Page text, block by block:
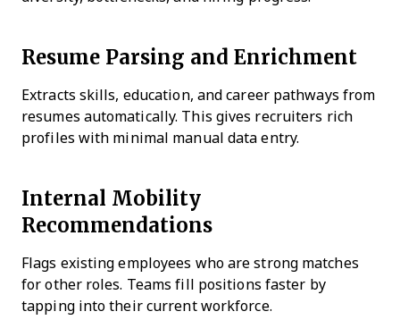
Resume Parsing and Enrichment
Extracts skills, education, and career pathways from
resumes automatically. This gives recruiters rich
profiles with minimal manual data entry.
Internal Mobility
Recommendations
Flags existing employees who are strong matches
for other roles. Teams fill positions faster by
tapping into their current workforce.